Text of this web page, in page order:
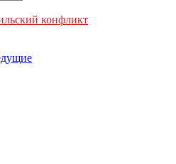
конфликт